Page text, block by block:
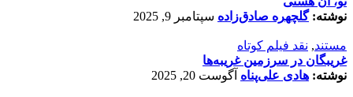
نوشته:گلچهره صادق‌زاده سپتامبر 9, 2025
مستند, نقد فیلم کوتاه
غریبگان در سرزمین غریبه‌ها
نوشته: هادی علی‌پناه آگوست 20, 2025